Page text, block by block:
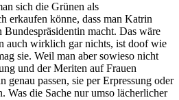
sich die Grünen als
erkaufen könne, dass man Katrin
macht. Das wäre
auch wirklich gar nichts, ist doof wie
sie. Weil man aber sowieso nicht
und der Meriten auf Frauen
genau passen, sie per Erpressung oder
Was die Sache nur umso lächerlicher